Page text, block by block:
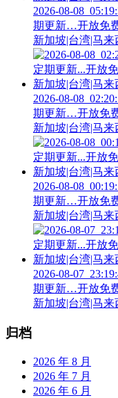
2026-08-
期更新…开放免
新加坡|台湾|马
2026-08-
期更新…开放免
新加坡|台湾|马
2026-08-
期更新…开放免
新加坡|台湾|马
2026-08-
期更新…开放免
新加坡|台湾|马
归档
2026 年 8 月
2026 年 7 月
2026 年 6 月